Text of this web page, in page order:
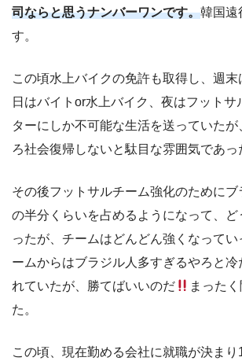
司ならと思うナンバーワンです。韓国遠
す。
この頃水上バイクの免許も取得し、週
日はバイトor水上バイク、夜はフットサ
ターにしか不可能な生活を送っていた
ろ社会復帰しないと駄目な雰囲気であっ
その後フットサルチーム強化のためにブ
の半分くらいを占めるようになって、ど
ったが、チームはどんどん強くなって
ームからはブラジル人多すぎるやろと冷
れていたが、勝てばいいのだ
まった
た。
この頃、現在勤める会社に就職が決ま